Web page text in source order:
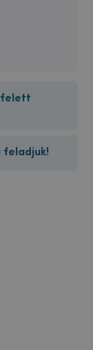
felett
feladjuk!